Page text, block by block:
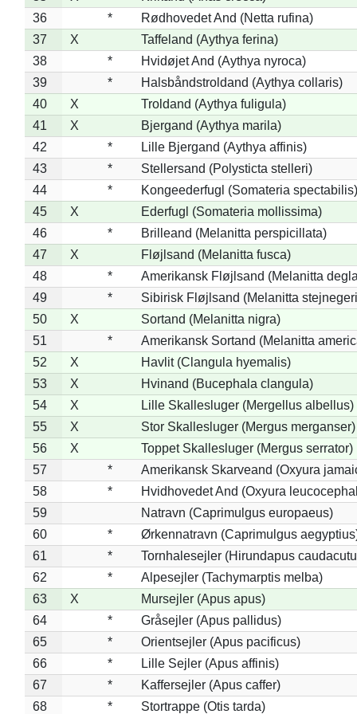
36
*
Rødhovedet And (Netta rufina)
37
X
Taffeland (Aythya ferina)
38
*
Hvidøjet And (Aythya nyroca)
39
*
Halsbåndstroldand (Aythya collaris)
40
X
Troldand (Aythya fuligula)
41
X
Bjergand (Aythya marila)
42
*
Lille Bjergand (Aythya affinis)
43
*
Stellersand (Polysticta stelleri)
44
*
Kongeederfugl (Somateria spectabilis)
45
X
Ederfugl (Somateria mollissima)
46
*
Brilleand (Melanitta perspicillata)
47
X
Fløjlsand (Melanitta fusca)
48
*
Amerikansk Fløjlsand (Melanitta
49
*
Sibirisk Fløjlsand (Melanitta
50
X
Sortand (Melanitta nigra)
51
*
Amerikansk Sortand (Melanitta
52
X
Havlit (Clangula hyemalis)
53
X
Hvinand (Bucephala clangula)
54
X
Lille Skallesluger (Mergellus albellus)
55
X
Stor Skallesluger (Mergus merganser)
56
X
Toppet Skallesluger (Mergus serrator)
57
*
Amerikansk Skarveand (Oxyura
58
*
Hvidhovedet And (Oxyura
59
Natravn (Caprimulgus europaeus)
60
*
Ørkennatravn (Caprimulgus
61
*
Tornhalesejler (Hirundapus
62
*
Alpesejler (Tachymarptis melba)
63
X
Mursejler (Apus apus)
64
*
Gråsejler (Apus pallidus)
65
*
Orientsejler (Apus pacificus)
66
*
Lille Sejler (Apus affinis)
67
*
Kaffersejler (Apus caffer)
68
*
Stortrappe (Otis tarda)